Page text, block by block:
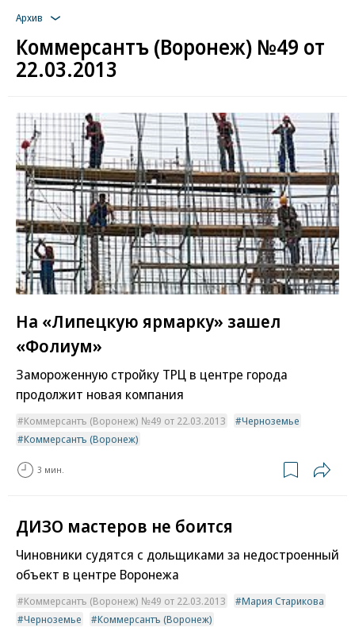
Архив
Коммерсантъ (Воронеж) №49 от
22.03.2013
На «Липецкую ярмарку» зашел
«Фолиум»
Замороженную стройку ТРЦ в центре города
продолжит новая компания
Коммерсантъ (Воронеж) №49 от 22.03.2013
Черноземье
Коммерсантъ (Воронеж)
3 мин.
ДИЗО мастеров не боится
Чиновники судятся с дольщиками за недостроенный
объект в центре Воронежа
Коммерсантъ (Воронеж) №49 от 22.03.2013
Мария Старикова
Черноземье
Коммерсантъ (Воронеж)